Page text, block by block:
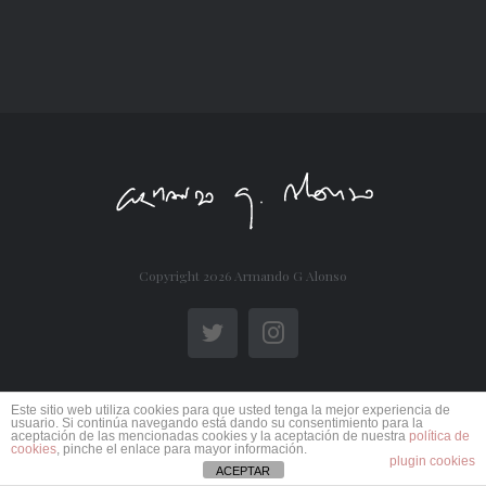
Copyright 2026 Armando G Alonso
TwitterInstagram
Este sitio web utiliza cookies para que usted tenga la mejor experiencia de
usuario. Si continúa navegando está dando su consentimiento para la
aceptación de las mencionadas cookies y la aceptación de nuestra política de
cookies, pinche el enlace para mayor información.
plugin cookies
ACEPTAR